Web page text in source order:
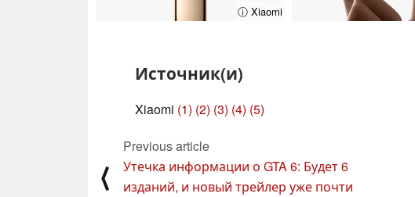
ⓘ Xiaomi
Источник(и)
Xiaomi (1) (2) (3) (4) (5)
⟨
Previous article
Утечка информации о GTA 6: Будет 6
изданий, и новый трейлер уже почти